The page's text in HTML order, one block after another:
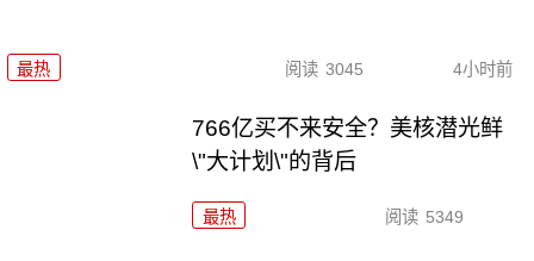
最热 阅读 3045 4小时前
766亿买不来安全？美核潜光鲜
\"大计划\"的背后
最热 阅读 5349